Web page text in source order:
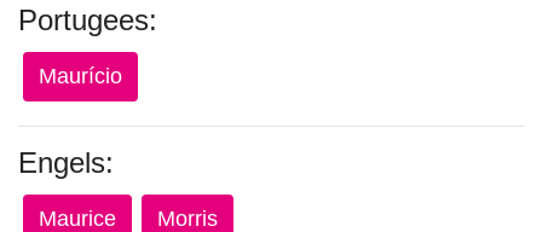
Portugees:
Maurício
Engels:
Maurice Morris